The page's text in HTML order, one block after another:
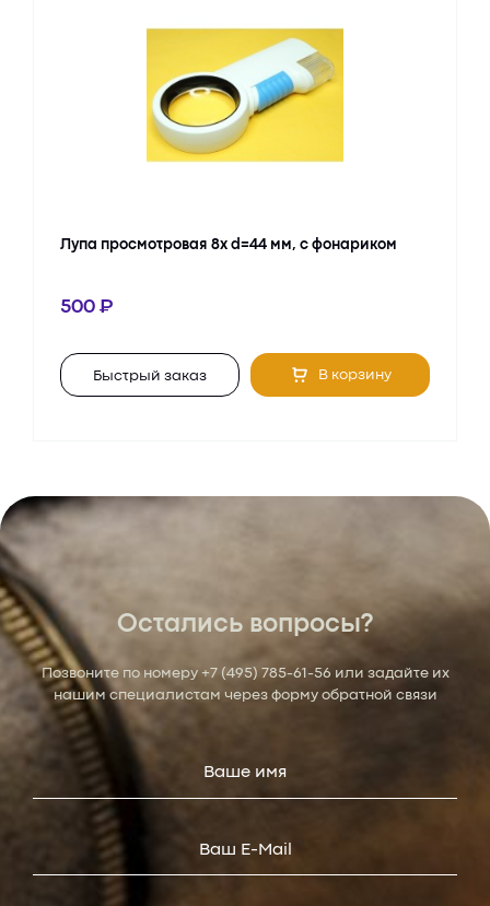
Лупа просмотровая 8х d=44 мм, с фонариком
500
Быстрый заказ В корзину
Остались вопросы?
Позвоните по номеру +7 (495) 785-61-56 или задайте их
нашим специалистам через форму обратной связи